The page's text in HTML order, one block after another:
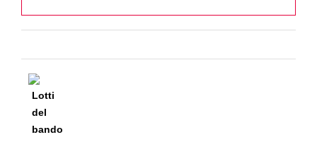
Lotti
del
bando